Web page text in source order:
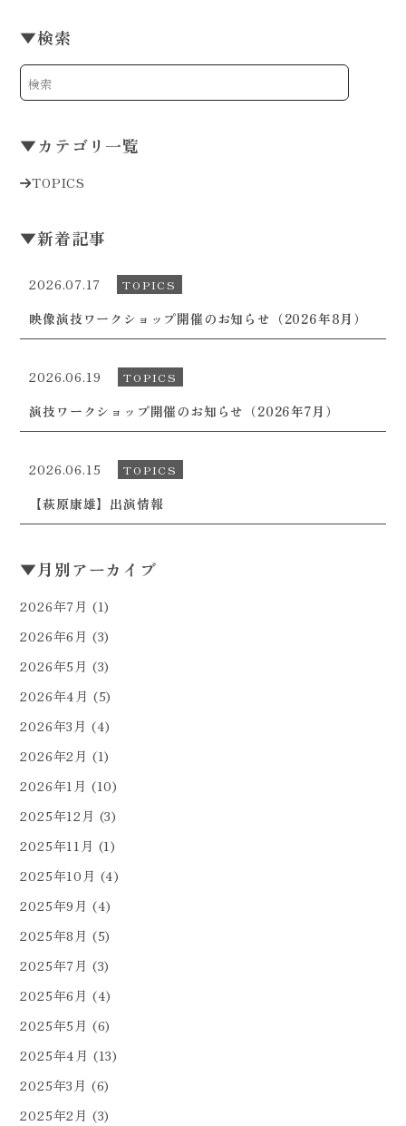
▼検索
▼カテゴリ一覧
TOPICS
▼新着記事
2026.07.17 TOPICS
映像演技ワークショップ開催のお知らせ（2026年8月）
2026.06.19 TOPICS
演技ワークショップ開催のお知らせ（2026年7月）
2026.06.15 TOPICS
【萩原康雄】出演情報
▼月別アーカイブ
2026年7月 (1)
2026年6月 (3)
2026年5月 (3)
2026年4月 (5)
2026年3月 (4)
2026年2月 (1)
2026年1月 (10)
2025年12月 (3)
2025年11月 (1)
2025年10月 (4)
2025年9月 (4)
2025年8月 (5)
2025年7月 (3)
2025年6月 (4)
2025年5月 (6)
2025年4月 (13)
2025年3月 (6)
2025年2月 (3)